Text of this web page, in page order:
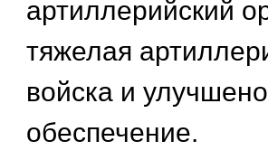
артиллерийский
тяжелая
войска и
обеспечение.